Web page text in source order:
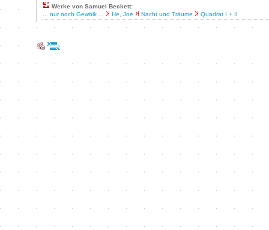
Werke von Samuel Beckett:
... nur noch Gewölk ...
He, Joe Nacht und Träume Quadrat I + II